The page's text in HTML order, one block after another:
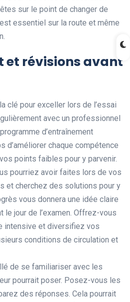
sur le point de changer de
essentiel sur la route et même
et révisions avant
clé pour exceller lors de l’essai
avec un professionnel
d’entraînement
d’améliorer chaque compétence
points faibles pour y parvenir.
pourriez avoir faites lors de vos
et cherchez des solutions pour y
vous donnera une idée claire
le jour de l’examen. Offrez-vous
intensive et diversifiez vos
conditions de circulation et
de se familiariser avec les
pourrait poser. Posez-vous les
des réponses. Cela pourrait